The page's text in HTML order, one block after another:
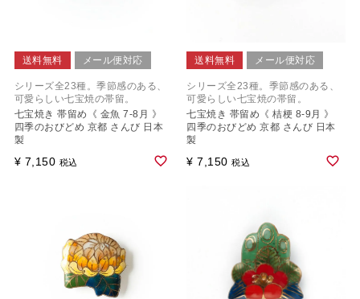
送料無料 メール便対応
シリーズ全23種。季節感のある、
可愛らしい七宝焼の帯留。
七宝焼き 帯留め《 金魚 7-8月 》
四季のおびどめ 京都 さんび 日本
製
¥ 7,150 税込
送料無料 メール便対応
シリーズ全23種。季節感のある、
可愛らしい七宝焼の帯留。
七宝焼き 帯留め《 桔梗 8-9月 》
四季のおびどめ 京都 さんび 日本
製
¥ 7,150 税込